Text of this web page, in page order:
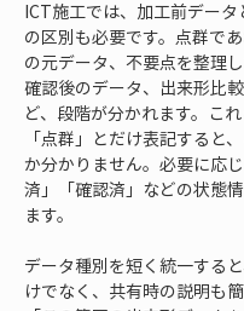
ICT施工では、加工前データ
の区別も必要です。点群で
の元データ、不要点を整理
確認後のデータ、出来形比
ど、段階が分かれます。こ
「点群」とだけ表記すると
か分かりません。必要に応
済」「確認済」などの状態
ます。
データ種別を短く統一する
けでなく、共有時の説明も簡